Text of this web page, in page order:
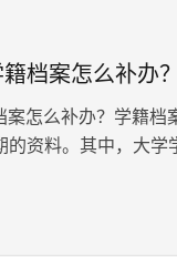
档案怎么补办？
怎么补办？学籍档
资料。其中，大学